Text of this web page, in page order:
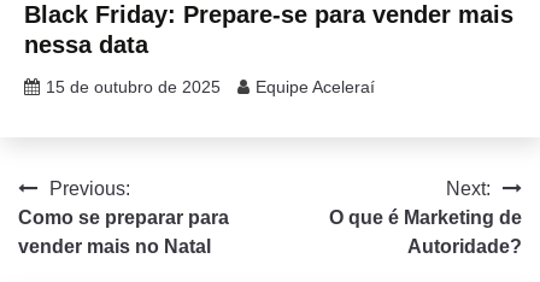
Black Friday: Prepare-se para vender mais
nessa data
15 de outubro de 2025 Equipe Aceleraí
Navegação
de
Previous:
Como se preparar para
vender mais no Natal
Next:
O que é Marketing de
Autoridade?